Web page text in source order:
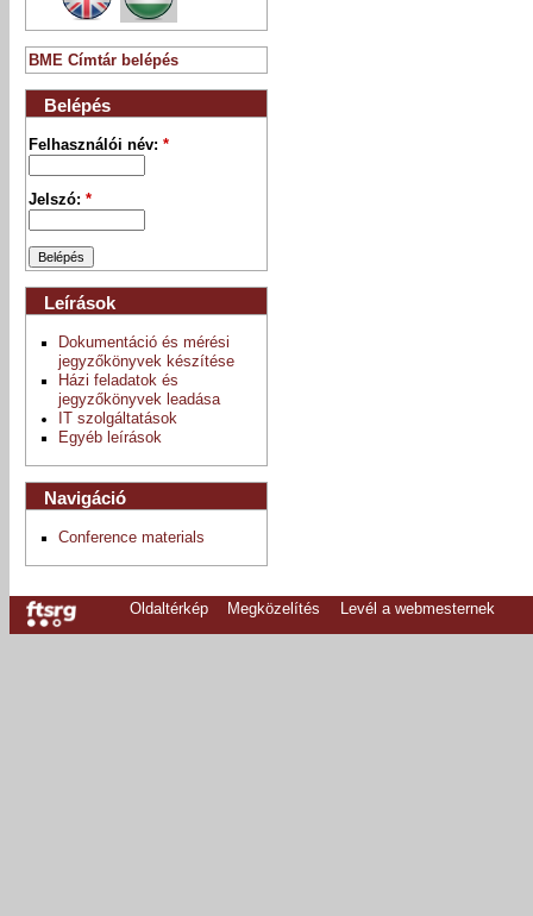
BME Címtár belépés
Belépés
Felhasználói név:*
Jelszó:*
Leírások
Dokumentáció és mérési
jegyzőkönyvek készítése
Házi feladatok és
jegyzőkönyvek leadása
IT szolgáltatások
Egyéb leírások
Navigáció
Conference materials
Oldaltérkép Megközelítés Levél a webmesternek